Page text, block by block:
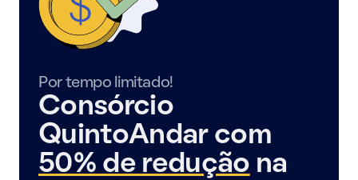
Por tempo limitado!
Consórcio
QuintoAndar com
50% de redução na